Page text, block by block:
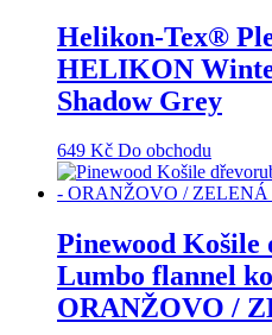
Helikon-Tex®
HELIKON
Shadow Grey
649 Kč Do obchodu
Pinewood Košile
Lumbo flannel
ORANŽOVO /